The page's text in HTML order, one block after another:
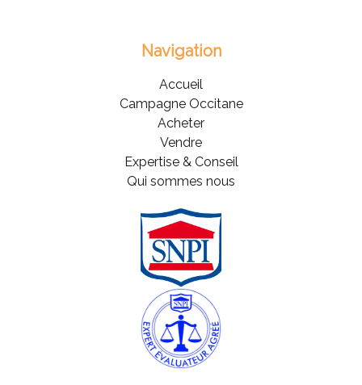
Navigation
Accueil
Campagne Occitane
Acheter
Vendre
Expertise & Conseil
Qui sommes nous